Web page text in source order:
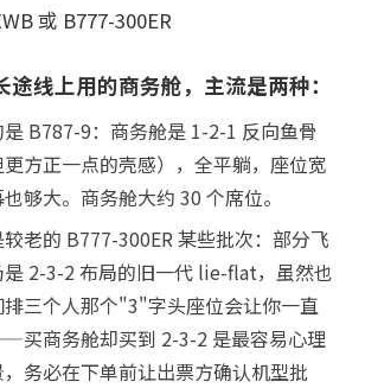
或 B777-300ER
线上用的商务舱，主流是两种：
B787-9：商务舱是 1-2-1 反向鱼骨
更方正一点的壳感），全平躺，座位宽
够大。商务舱大约 30 个席位。
老的 B777-300ER 某些批次：部分飞
是 2-3-2 布局的旧一代 lie-flat，虽然也
三个人那个"3"字头座位会让你一直
买商务舱却买到 2-3-2 是最容易心理
务必在下单前让出票方确认机型批